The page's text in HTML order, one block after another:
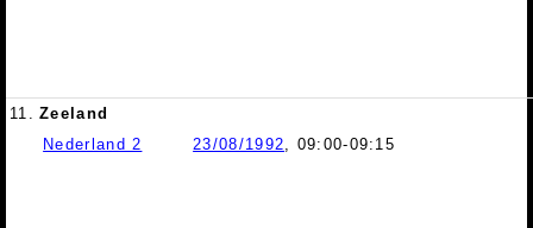
11.
Zeeland
Nederland 2
23/08/1992 , 09:00-09:15